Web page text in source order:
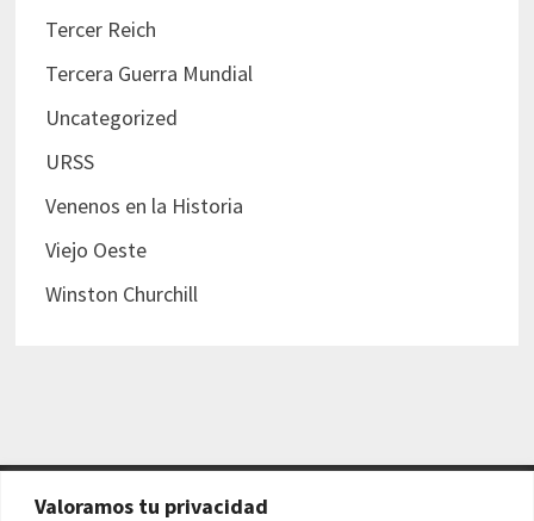
Valoramos tu privacidad
Tercer Reich
Tercera Guerra Mundial
Uncategorized
URSS
Venenos en la Historia
Viejo Oeste
Winston Churchill